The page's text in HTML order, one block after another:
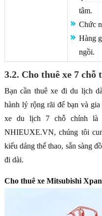
tâm.
Chức
Hàng
ngồi.
3.2. Cho thuê xe 7 chỗ
Bạn cần thuê xe đi du lịch
hành lý rộng rãi để bạn và
xe du lịch 7 chỗ chính là
NHIEUXE.VN, chúng tôi
kiểu dáng thể thao, sẵn sàng
đi dài.
Cho thuê xe Mitsubishi